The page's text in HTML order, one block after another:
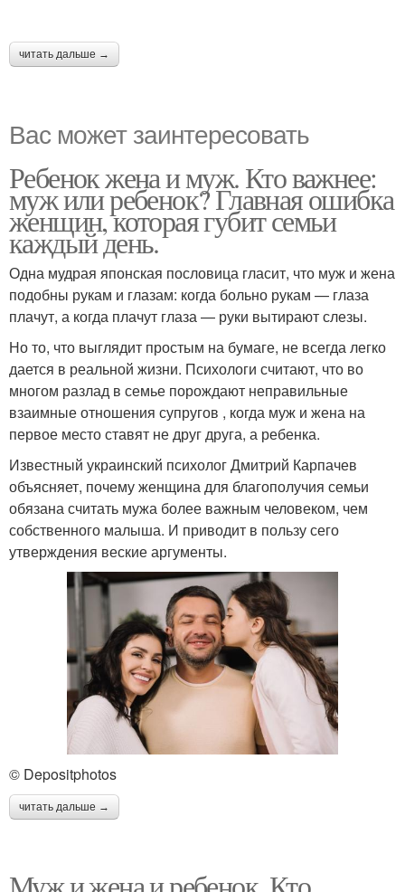
читать дальше →
Вас может заинтересовать
Ребенок жена и муж. Кто важнее:
муж или ребенок? Главная ошибка
женщин, которая губит семьи
каждый день.
Одна мудрая японская пословица гласит, что муж и жена
подобны рукам и глазам: когда больно рукам — глаза
плачут, а когда плачут глаза — руки вытирают слезы.
Но то, что выглядит простым на бумаге, не всегда легко
дается в реальной жизни. Психологи считают, что во
многом разлад в семье порождают неправильные
взаимные отношения супругов , когда муж и жена на
первое место ставят не друг друга, а ребенка.
Известный украинский психолог Дмитрий Карпачев
объясняет, почему женщина для благополучия семьи
обязана считать мужа более важным человеком, чем
собственного малыша. И приводит в пользу сего
утверждения веские аргументы.
© Depositphotos
читать дальше →